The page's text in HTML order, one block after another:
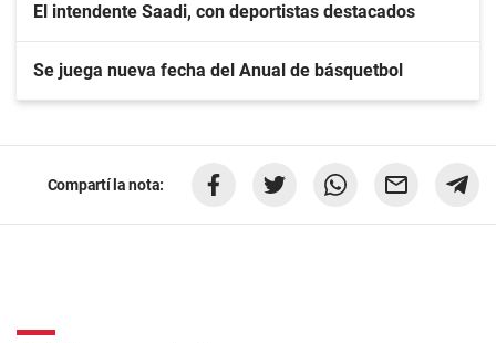
El intendente Saadi, con deportistas destacados
Se juega nueva fecha del Anual de básquetbol
Compartí la nota: